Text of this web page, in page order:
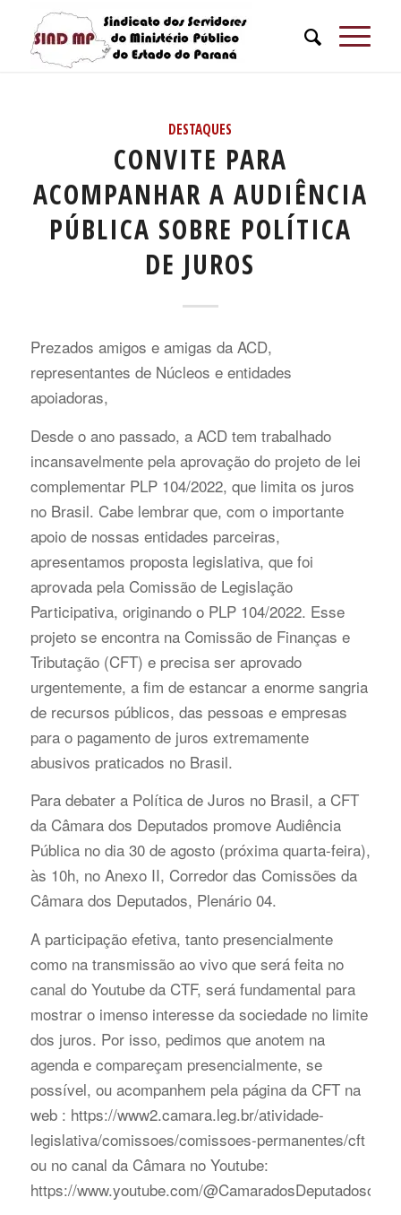
DESTAQUES
CONVITE PARA
ACOMPANHAR A AUDIÊNCIA
PÚBLICA SOBRE POLÍTICA
DE JUROS
Prezados amigos e amigas da ACD,
representantes de Núcleos e entidades
apoiadoras,
Desde o ano passado, a ACD tem trabalhado
incansavelmente pela aprovação do projeto de lei
complementar PLP 104/2022, que limita os juros
no Brasil. Cabe lembrar que, com o importante
apoio de nossas entidades parceiras,
apresentamos proposta legislativa, que foi
aprovada pela Comissão de Legislação
Participativa, originando o PLP 104/2022. Esse
projeto se encontra na Comissão de Finanças e
Tributação (CFT) e precisa ser aprovado
urgentemente, a fim de estancar a enorme sangria
de recursos públicos, das pessoas e empresas
para o pagamento de juros extremamente
abusivos praticados no Brasil.
Para debater a Política de Juros no Brasil, a CFT
da Câmara dos Deputados promove Audiência
Pública no dia 30 de agosto (próxima quarta-feira),
às 10h, no Anexo II, Corredor das Comissões da
Câmara dos Deputados, Plenário 04.
A participação efetiva, tanto presencialmente
como na transmissão ao vivo que será feita no
canal do Youtube da CTF, será fundamental para
mostrar o imenso interesse da sociedade no limite
dos juros. Por isso, pedimos que anotem na
agenda e compareçam presencialmente, se
possível, ou acompanhem pela página da CFT na
web : https://www2.camara.leg.br/atividade-
legislativa/comissoes/comissoes-permanentes/cft
ou no canal da Câmara no Youtube:
https://www.youtube.com/